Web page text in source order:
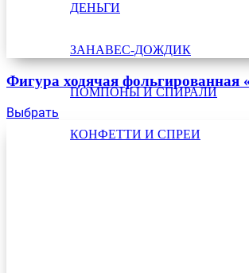
ДЕНЬГИ
ЗАНАВЕС-ДОЖДИК
ПОМПОНЫ И СПИРАЛИ
КОНФЕТТИ И СПРЕИ
Фигура ходячая фольгированная
Выбрать